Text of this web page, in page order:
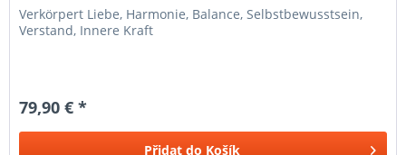
Verkörpert Liebe, Harmonie, Balance, Selbstbewusstsein,
Verstand, Innere Kraft
79,90 € *
Přidat do Košík